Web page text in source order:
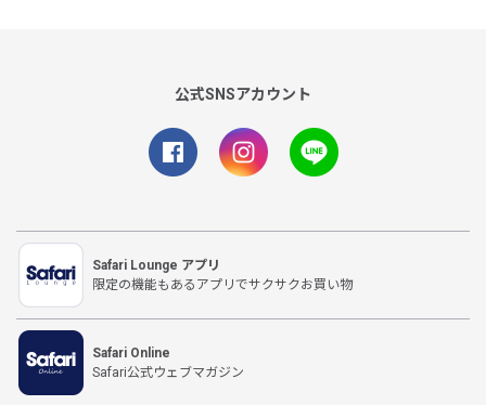
公式SNSアカウント
Safari Lounge アプリ
限定の機能もあるアプリでサクサクお買い物
Safari Online
Safari公式ウェブマガジン